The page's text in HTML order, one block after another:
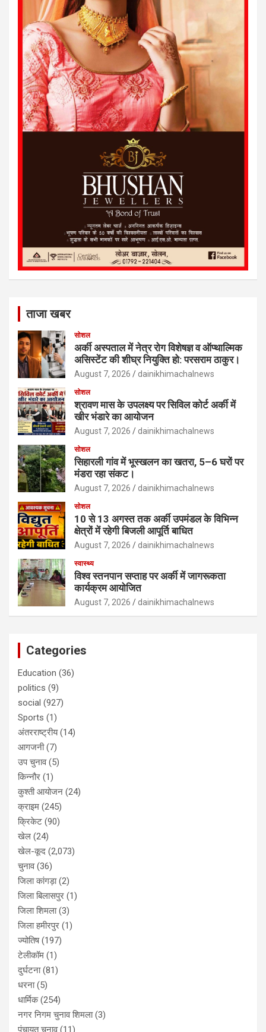
ताजा खबर
सोशल
अर्की अस्पताल में नेत्र रोग विशेषज्ञ व ऑप्थाल्मिक
असिस्टेंट की शीघ्र नियुक्ति हो: परसराम ठाकुर।
August 7, 2026 dainikhimachalnews
सोशल
श्रावण मास के उपलक्ष्य पर सिविल कोर्ट अर्की में
खीर भंडारे का आयोजन
August 7, 2026 dainikhimachalnews
सोशल
सिहारली गांव में भूस्खलन का खतरा, 5–6 घरों पर
मंडरा रहा संकट।
August 7, 2026 dainikhimachalnews
सोशल
10 से 13 अगस्त तक अर्की उपमंडल के विभिन्न
क्षेत्रों में रहेगी बिजली आपूर्ति बाधित
August 7, 2026 dainikhimachalnews
स्वास्थ्य
विश्व स्तनपान सप्ताह पर अर्की में जागरूकता
कार्यक्रम आयोजित
August 7, 2026 dainikhimachalnews
Categories
Education (36)
politics (9)
social (927)
Sports (1)
अंतरराष्ट्रीय(14)
आगजनी(7)
उप चुनाव(5)
किन्नौर (1)
कुश्ती आयोजन (24)
क्राइम (245)
क्रिकेट (90)
खेल (24)
खेल-कूद (2,073)
चुनाव(36)
जिला कांगड़ा(2)
जिला बिलासपुर (1)
जिला शिमला(3)
जिला हमीरपुर (1)
ज्योतिष(197)
टेलीकॉम (1)
दुर्घटना(81)
धरना(5)
धार्मिक(254)
नगर निगम चुनाव शिमला(3)
पंचायत चुनाव(11)